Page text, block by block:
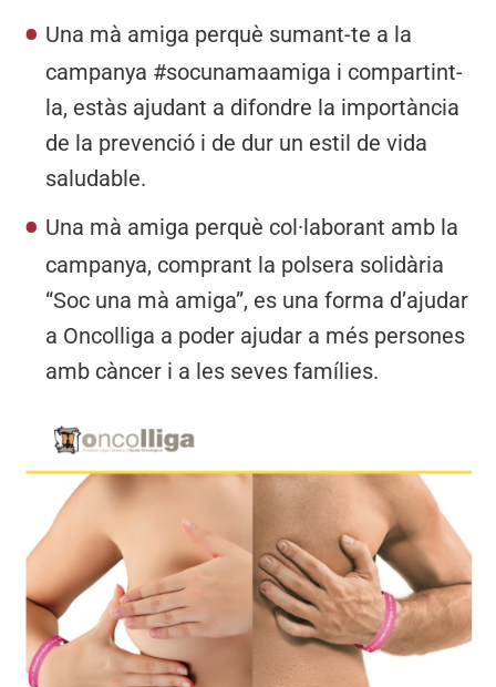
Una mà amiga perquè sumant-te a la
campanya #socunamaamiga i compartint-
la, estàs ajudant a difondre la importància
de la prevenció i de dur un estil de vida
saludable.
Una mà amiga perquè col·laborant amb la
campanya, comprant la polsera solidària
“Soc una mà amiga”, es una forma d’ajudar
a Oncolliga a poder ajudar a més persones
amb càncer i a les seves famílies.